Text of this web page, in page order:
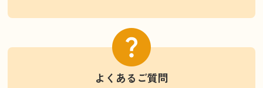
よくあるご質問